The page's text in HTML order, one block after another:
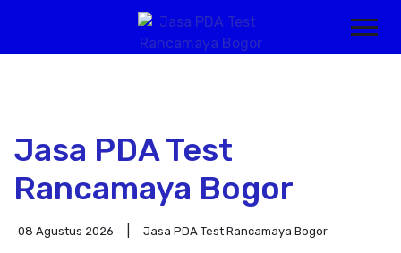
Jasa PDA Test
Rancamaya Bogor
08 Agustus 2026 Jasa PDA Test Rancamaya Bogor